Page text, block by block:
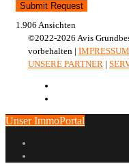
Submit Request
1.906 Ansichten
©2022-2026 Avis
vorbehalten | IMPRESSUM
UNSERE PARTNER |
Unser ImmoPortal